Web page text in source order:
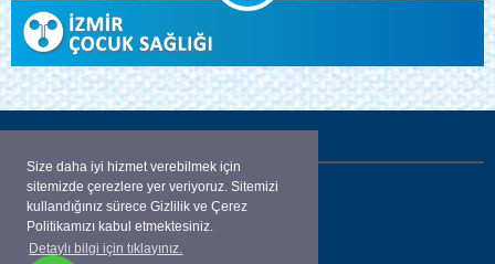
Size daha iyi hizmet verebilmek için
sitemizde çerezlere yer veriyoruz. Sitemizi
kullandığınız sürece Gizlilik ve Çerez
Politikamızı kabul etmektesiniz.
Detaylı bilgi için tıklayınız.
Aliçetinkaya Bulvarı Karaahmetoğlu apt.
No:52 K: 4 D:13
ALSANCAK / İZMİR